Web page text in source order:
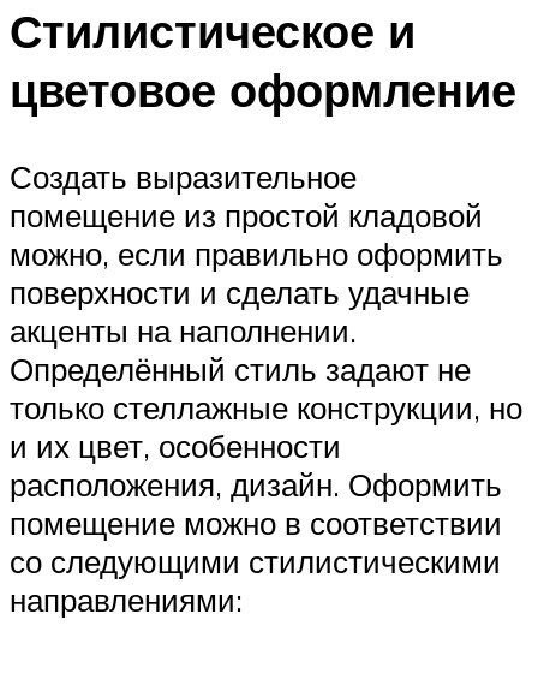
Стилистическое и
цветовое оформление
Создать выразительное
помещение из простой кладовой
можно, если правильно оформить
поверхности и сделать удачные
акценты на наполнении.
Определённый стиль задают не
только стеллажные конструкции, но
и их цвет, особенности
расположения, дизайн. Оформить
помещение можно в соответствии
со следующими стилистическими
направлениями: